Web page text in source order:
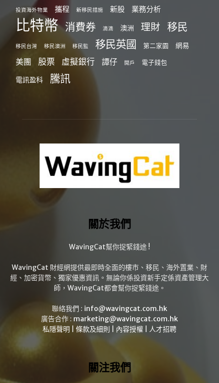
投資海外物業 攜程 新移民措施 新股 業務分析
比特幣 消費券 滴滴 澳洲 理財 移民
移民台灣 移民澳洲 移民監 移民英國 第二家園 網易
美團 股票 虛擬銀行 譚仔 開戶 電子錢包
電訊盈科 騰訊
關於我們
WavingCat幫你捉緊錢途 !
WavingCat 財經網提供最即時全面的樓市、移民、海外置業、財
經、加密貨幣、獨家優惠資訊。無論你係投資新手定係資產管理大
師，WavingCat都會幫你捉緊錢途。
聯絡我們 : info@wavingcat.com.hk
廣告合作 : marketing@wavingcat.com.hk
私隱聲明
條款及細則 內容授權 人才招聘
關注我們